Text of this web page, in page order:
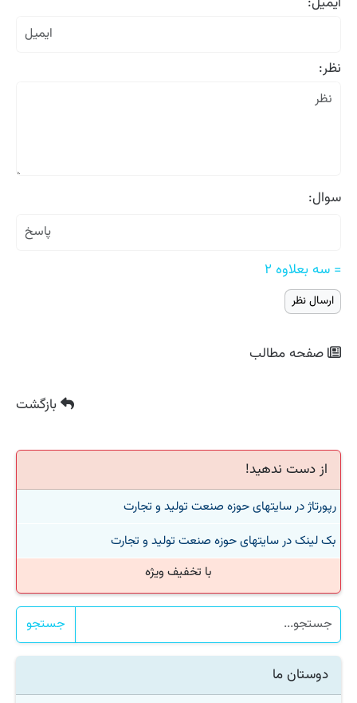
نظر:
سوال:
= سه بعلاوه ۲
صفحه مطالب
بازگشت
از دست ندهید!
رپورتاژ در سایتهای حوزه صنعت تولید و تجارت
بک لینک در سایتهای حوزه صنعت تولید و تجارت
با تخفیف ویژه
جستجو
دوستان ما